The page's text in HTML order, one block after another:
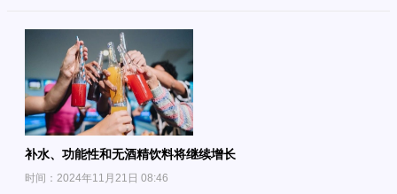
补水、功能性和无酒精饮料将继续增长
时间：2024年11月21日 08:46